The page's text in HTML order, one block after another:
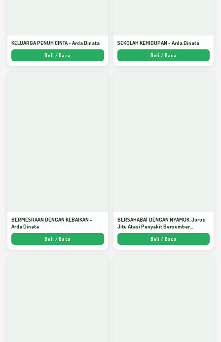
KELUARGA PENUH CINTA - Arda Dinata
Beli / Baca
SEKOLAH KEHIDUPAN - Arda Dinata
Beli / Baca
BERMESRAAN DENGAN KEBAIKAN -
Arda Dinata
Beli / Baca
BERSAHABAT DENGAN NYAMUK: Jurus
Jitu Atasi Penyakit Bersumber
Nyamuk - Arda Dinata
Beli / Baca